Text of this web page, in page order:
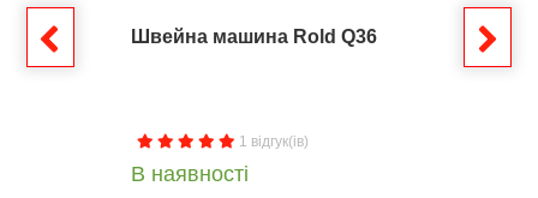
Швейна машина Rold Q36
1 відгук(ів)
В наявності